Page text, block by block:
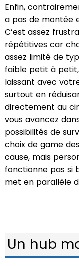
Enfin,
a pas de montée
C’est assez
répétitives car
assez limité de
faible petit à petit,
laissant avec
surtout en
directement au
vous avancez
possibilités de
choix de game
cause, mais
fonctionne pas si
met en parallèle
Un hub